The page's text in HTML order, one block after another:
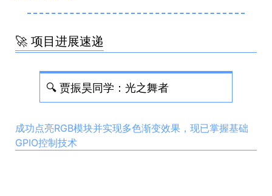
🚀 项目进展速递
🔍 贾振昊同学：光之舞者
成功点亮RGB模块并实现多色渐变效果，现已掌握基础
GPIO控制技术